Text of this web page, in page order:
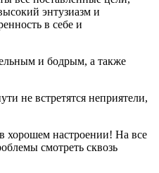
энтузиазм и
в себе и
и бодрым, а также
не встретятся неприятели,
хорошем настроении! На все
смотреть сквозь